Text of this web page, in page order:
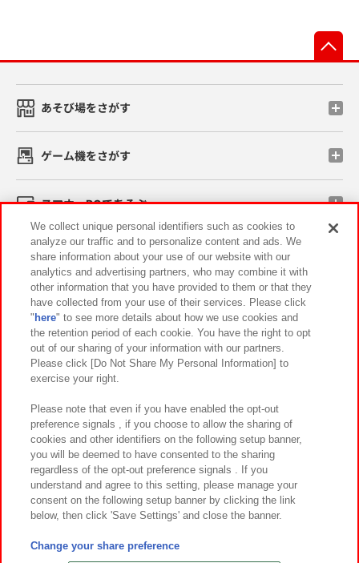
あそび場をさがす
ゲーム機をさがす
スマホ・PCであそぶ
イベント・キャンペーン
関連会社 サステナビリティ サイトポリシー
プライバシーポリシー ウェブアクセシビリティ方針と検証結果
お取引先さまとともに
カスタマーハラスメント対応方針 よくあるご質問・お問い合わせ
©Bandai Namco Amusement Inc.
©Bandai Namco Amusement Lab Inc.
We collect unique personal identifiers such as cookies to
analyze our traffic and to personalize content and ads. We
share information about your use of our website with our
analytics and advertising partners, who may combine it with
other information that you have provided to them or that they
have collected from your use of their services. Please click
" here" to see more details about how we use cookies and
the retention period of each cookie. You have the right to opt
out of our sharing of your information with our partners.
Please click [Do Not Share My Personal Information] to
exercise your right.
Please note that even if you have enabled the opt-out
preference signals , if you choose to allow the sharing of
cookies and other identifiers on the following setup banner,
you will be deemed to have consented to the sharing
regardless of the opt-out preference signals . If you
understand and agree to this setting, please manage your
consent on the following setup banner by clicking the link
below, then click 'Save Settings' and close the banner.
Change your share preference